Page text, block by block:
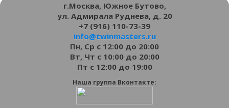
г.Москва, Южное Бутово,
ул. Адмирала Руднева, д. 20
+7 (916) 110-73-39
info@twinmasters.ru
Пн, Ср с 12:00 до 20:00
Вт, Чт с 10:00 до 20:00
Пт с 12:00 до 19:00
Наша группа Вконтакте: